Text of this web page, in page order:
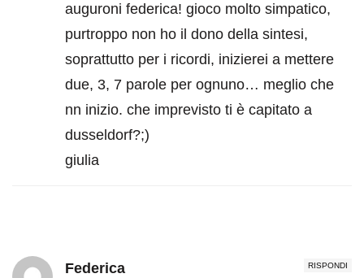
auguroni federica! gioco molto simpatico,
purtroppo non ho il dono della sintesi,
soprattutto per i ricordi, inizierei a mettere
due, 3, 7 parole per ognuno… meglio che
nn inizio. che imprevisto ti è capitato a
dusseldorf?;)
giulia
RISPONDI
Federica